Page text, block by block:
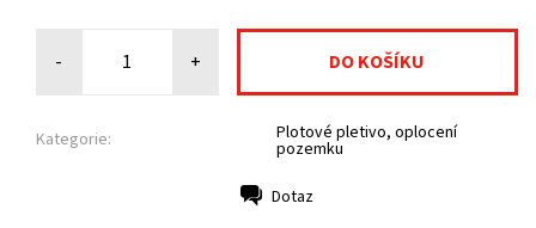
- +
Kategorie: Plotové pletivo, oplocení
pozemku
Dotaz